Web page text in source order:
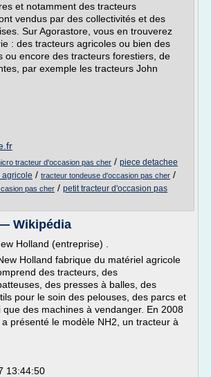
et notamment des tracteurs
vendus par des collectivités et des
Sur Agorastore, vous en trouverez
: des tracteurs agricoles ou bien des
ou encore des tracteurs forestiers, de
par exemple les tracteurs John
tracteur d'occasion pas cher / piece detachee
agricole / tracteur tondeuse d'occasion pas cher /
pas cher / petit tracteur d'occasion pas
Wikipédia
Holland (entreprise) .
Holland fabrique du matériel agricole
des tracteurs, des
des presses à balles, des
pour le soin des pelouses, des parcs et
que des machines à vendanger. En 2008
présenté le modèle NH2, un tracteur à
13:44:50